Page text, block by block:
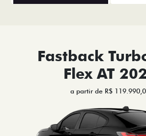
Fastback
Flex AT
a partir de R$